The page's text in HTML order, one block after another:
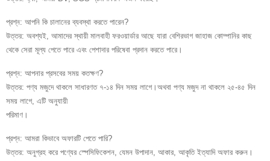
প্রশ্ন: আপনি কি চালানের ব্যবস্থা করতে পারেন?
উত্তর: অবশ্যই, আমাদের স্থায়ী মালবাহী ফরওয়ার্ডার আছে যারা বেশিরভাগ জাহাজ কোম্পানির কাছ
থেকে সেরা মূল্য পেতে পারে এবং পেশাদার পরিষেবা প্রদান করতে পারে।
প্রশ্ন: আপনার প্রসবের সময় কতক্ষণ?
উত্তর: পণ্য মজুদে থাকলে সাধারণত ৭-১৪ দিন সময় লাগে।অথবা পণ্য মজুদ না থাকলে ২৫-৪৫ দিন
সময় লাগে, এটি অনুযায়ী
পরিমাণ।
প্রশ্ন: আমরা কিভাবে অফারটি পেতে পারি?
উত্তর: অনুগ্রহ করে পণ্যের স্পেসিফিকেশন, যেমন উপাদান, আকার, আকৃতি ইত্যাদি অফার করুন।